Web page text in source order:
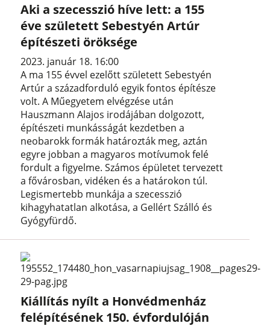
Aki a szecesszió híve lett: a 155
éve született Sebestyén Artúr
építészeti öröksége
2023. január 18. 16:00
A ma 155 évvel ezelőtt született Sebestyén
Artúr a századforduló egyik fontos építésze
volt. A Műegyetem elvégzése után
Hauszmann Alajos irodájában dolgozott,
építészeti munkásságát kezdetben a
neobarokk formák határozták meg, aztán
egyre jobban a magyaros motívumok felé
fordult a figyelme. Számos épületet tervezett
a fővárosban, vidéken és a határokon túl.
Legismertebb munkája a szecesszió
kihagyhatatlan alkotása, a Gellért Szálló és
Gyógyfürdő.
Kiállítás nyílt a Honvédmenház
felépítésének 150. évfordulóján